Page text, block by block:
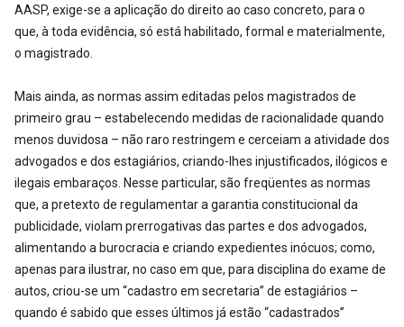
AASP, exige-se a aplicação do direito ao caso concreto, para o
que, à toda evidência, só está habilitado, formal e materialmente,
o magistrado.
Mais ainda, as normas assim editadas pelos magistrados de
primeiro grau – estabelecendo medidas de racionalidade quando
menos duvidosa – não raro restringem e cerceiam a atividade dos
advogados e dos estagiários, criando-lhes injustificados, ilógicos e
ilegais embaraços. Nesse particular, são freqüentes as normas
que, a pretexto de regulamentar a garantia constitucional da
publicidade, violam prerrogativas das partes e dos advogados,
alimentando a burocracia e criando expedientes inócuos; como,
apenas para ilustrar, no caso em que, para disciplina do exame de
autos, criou-se um “cadastro em secretaria” de estagiários –
quando é sabido que esses últimos já estão “cadastrados”